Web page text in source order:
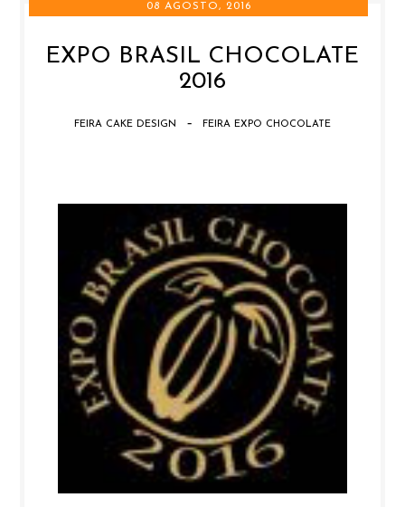
08 AGOSTO, 2016
EXPO BRASIL CHOCOLATE
2016
FEIRA CAKE DESIGN - FEIRA EXPO CHOCOLATE